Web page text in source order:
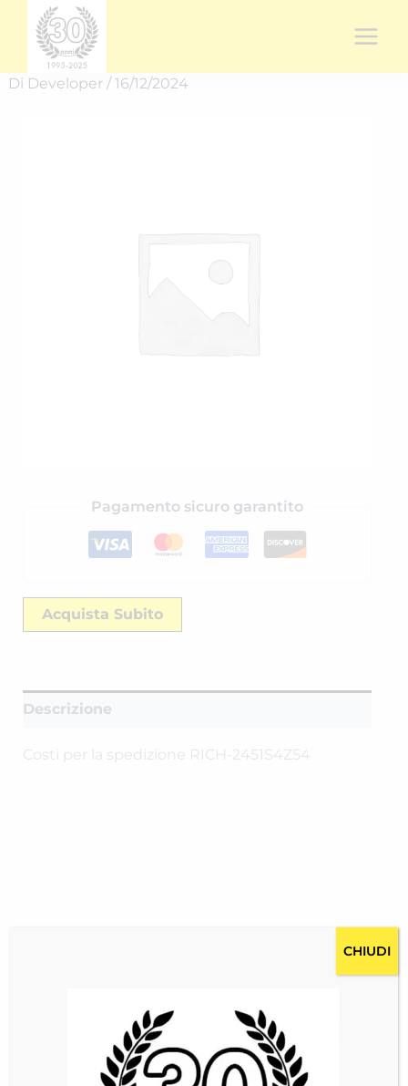
contenuto
Di Developer /16/12/2024
Pagamento sicuro garantito
Acquista Subito
Descrizione
Costi per la spedizione RICH-2451S4Z54
CHIUDI